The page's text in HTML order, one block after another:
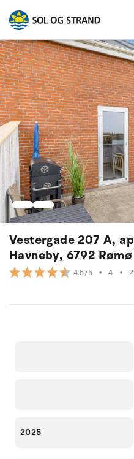
Vestergade 207 A,
Havneby, 6792 Rømø
4.5/5 • 4 •
2025